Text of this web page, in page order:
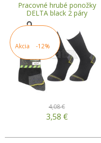
Pracovné hrubé ponožky
DELTA black 2 páry
Akcia -12%
4,08 €
3,58 €